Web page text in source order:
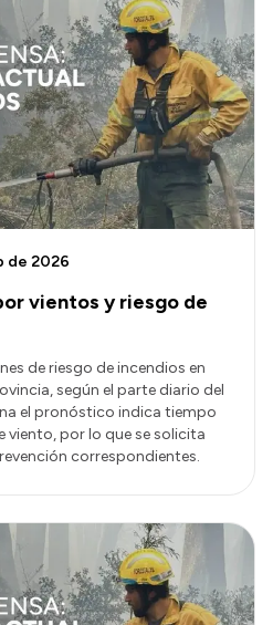
vientos y riesgo de
de 2026
de riesgo de incendios en
según el parte diario del
el pronóstico indica tiempo
viento, por lo que se solicita
correspondientes.